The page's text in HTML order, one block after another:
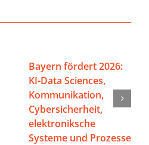
Bayern fördert 2026:
KI-Data Sciences,
Kommunikation,
Cybersicherheit,
elektroniksche
Systeme und Prozesse